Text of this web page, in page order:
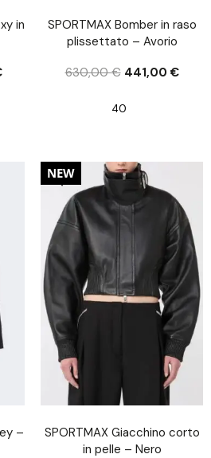
in
SPORTMAX Bomber in raso
plissettato – Avorio
630,00€ 441,00€
40
–
30%
NEW
SPORTMAX Giacchino corto
in pelle – Nero